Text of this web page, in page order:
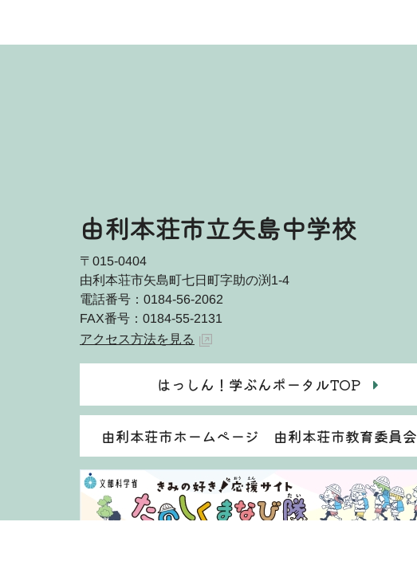
由利本荘市立矢島中学校
〒015-0404
由利本荘市矢島町七日町字助の渕1-4
電話番号：0184-56-2062
FAX番号：0184-55-2131
アクセス方法を見る
はっしん！学ぶんポータルTOP
由利本荘市ホームページ 由利本荘市教育委員会